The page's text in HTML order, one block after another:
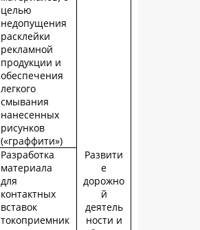
целью
недопущения
расклейки
рекламной
продукции и
обеспечения
легкого
смывания
нанесенных
рисунков
(«граффити»)
Развити
е
дорожно
й
деятель
ности и
Разработка
материала
для
контактных
вставок
токоприемник